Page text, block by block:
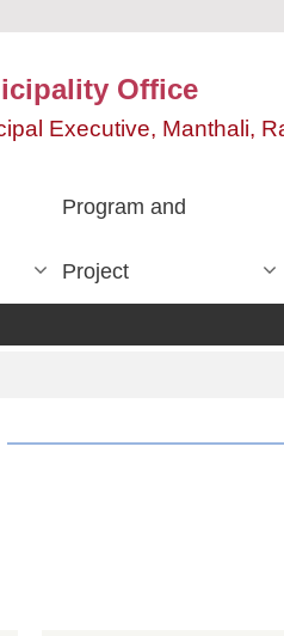
Office
Executive, Manthali,
Program and
Project